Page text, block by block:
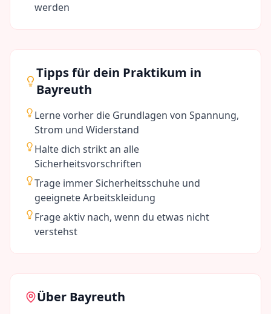
werden
Tipps für dein Praktikum in
Bayreuth
Lerne vorher die Grundlagen von Spannung,
Strom und Widerstand
Halte dich strikt an alle
Sicherheitsvorschriften
Trage immer Sicherheitsschuhe und
geeignete Arbeitskleidung
Frage aktiv nach, wenn du etwas nicht
verstehst
Über Bayreuth